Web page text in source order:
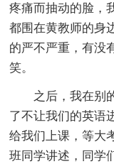
疼痛而抽动的脸，
都围在黄教师的身
的严不严重，有没
笑。
之后，我在别
了不让我们的英语
给我们上课，等大
班同学讲述，同学